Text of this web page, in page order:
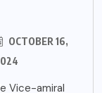
OCTOBER 16,
Vice-amiral